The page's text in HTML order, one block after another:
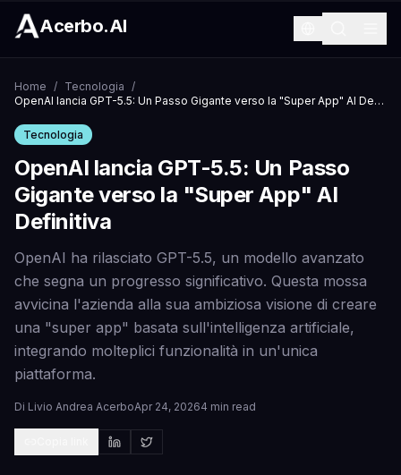
Acerbo.AI
Home / Tecnologia /
OpenAI lancia GPT-5.5: Un Passo Gigante verso la "Super App" AI Definitiva
Tecnologia
OpenAI lancia GPT-5.5: Un Passo
Gigante verso la "Super App" AI
Definitiva
OpenAI ha rilasciato GPT-5.5, un modello avanzato
che segna un progresso significativo. Questa mossa
avvicina l'azienda alla sua ambiziosa visione di creare
una "super app" basata sull'intelligenza artificiale,
integrando molteplici funzionalità in un'unica
piattaforma.
Di Livio Andrea AcerboApr 24, 20264 min read